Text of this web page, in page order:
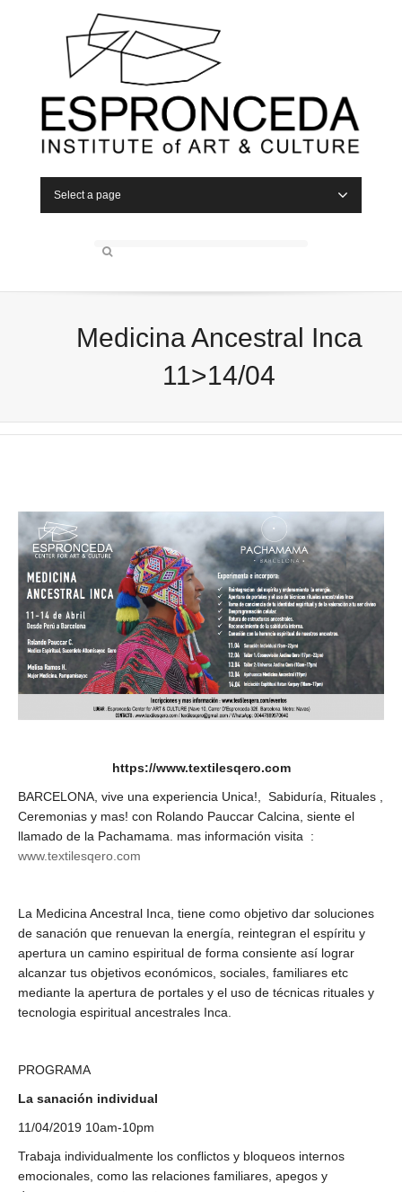
Select a page
Medicina Ancestral Inca
11>14/04
https://www.textilesqero.com
BARCELONA, vive una experiencia Unica!, Sabiduría, Rituales ,
Ceremonias y mas! con Rolando Pauccar Calcina, siente el
llamado de la Pachamama. mas información visita :
www.textilesqero.com
La Medicina Ancestral Inca, tiene como objetivo dar soluciones
de sanación que renuevan la energía, reintegran el espíritu y
apertura un camino espiritual de forma consiente así lograr
alcanzar tus objetivos económicos, sociales, familiares etc
mediante la apertura de portales y el uso de técnicas rituales y
tecnologia espiritual ancestrales Inca.
PROGRAMA
La sanación individual
11/04/2019 10am-10pm
Trabaja individualmente los conflictos y bloqueos internos
emocionales, como las relaciones familiares, apegos y